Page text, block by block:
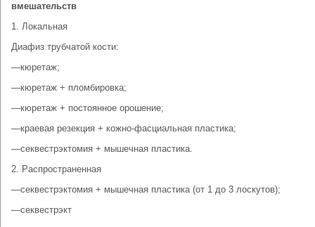
вмешательств
1. Локальная
Диафиз трубчатой кости:
—кюретаж;
—кюретаж + пломбировка;
—кюретаж + постоянное орошение;
—краевая резекция + кожно-фасциальная пластика;
—секвестрэктомия + мышечная пластика.
2. Распространенная
—секвестрэктомия + мышечная пластика (от 1 до 3 лоскутов);
—секвестрэкт